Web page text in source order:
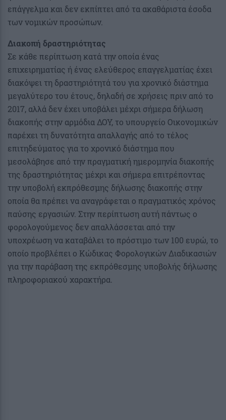
επάγγελμα και δεν εκπίπτει από τα ακαθάριστα έσοδα
των νομικών προσώπων.
Διακοπή δραστηριότητας
Σε κάθε περίπτωση κατά την οποία ένας
επιχειρηματίας ή ένας ελεύθερος επαγγελματίας έχει
διακόψει τη δραστηριότητά του για χρονικό διάστημα
μεγαλύτερο του έτους, δηλαδή σε χρήσεις πριν από το
2017, αλλά δεν έχει υποβάλει μέχρι σήμερα δήλωση
διακοπής στην αρμόδια ΔΟΥ, το υπουργείο Οικονομικών
παρέχει τη δυνατότητα απαλλαγής από το τέλος
επιτηδεύματος για το χρονικό διάστημα που
μεσολάβησε από την πραγματική ημερομηνία διακοπής
της δραστηριότητας μέχρι και σήμερα επιτρέποντας
την υποβολή εκπρόθεσμης δήλωσης διακοπής στην
οποία θα πρέπει να αναγράφεται ο πραγματικός χρόνος
παύσης εργασιών. Στην περίπτωση αυτή πάντως ο
φορολογούμενος δεν απαλλάσσεται από την
υποχρέωση να καταβάλει το πρόστιμο των 100 ευρώ, το
οποίο προβλέπει ο Κώδικας Φορολογικών Διαδικασιών
για την παράβαση της εκπρόθεσμης υποβολής δήλωσης
πληροφοριακού χαρακτήρα.